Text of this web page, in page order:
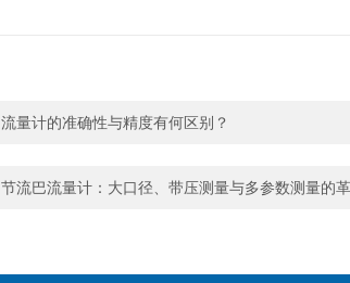
流量计的准确性与精度有何区别？
节流巴流量计：大口径、带压测量与多参数测量的